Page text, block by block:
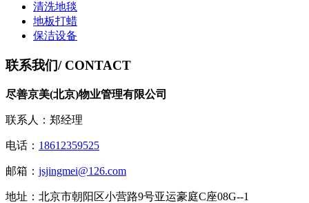
清洗地毯
地板打蜡
保洁设备
联系我们/ CONTACT
尽善京美(北京)物业管理有限公司
联系人：郑经理
电话： 18612359525
邮箱： jsjingmei@126.com
地址：北京市朝阳区小营路9号亚运豪庭C座08G--1